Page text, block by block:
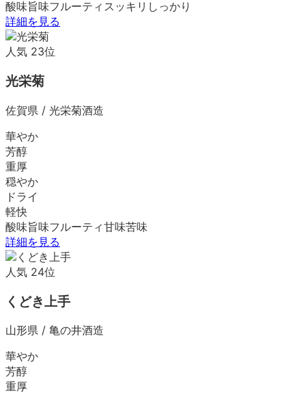
酸味旨味フルーティ スッキリ しっかり
詳細を見る
人気 23位
光栄菊
佐賀県 / 光栄菊酒造
華やか
芳醇
重厚
穏やか
ドライ
軽快
酸味旨味フルーティ甘味苦味
詳細を見る
人気 24位
くどき上手
山形県 / 亀の井酒造
華やか
芳醇
重厚